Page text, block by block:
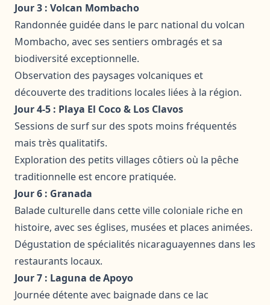
Jour 3 : Volcan Mombacho
Randonnée guidée dans le parc national du volcan
Mombacho, avec ses sentiers ombragés et sa
biodiversité exceptionnelle.
Observation des paysages volcaniques et
découverte des traditions locales liées à la région.
Jour 4-5 : Playa El Coco & Los Clavos
Sessions de surf sur des spots moins fréquentés
mais très qualitatifs.
Exploration des petits villages côtiers où la pêche
traditionnelle est encore pratiquée.
Jour 6 : Granada
Balade culturelle dans cette ville coloniale riche en
histoire, avec ses églises, musées et places animées.
Dégustation de spécialités nicaraguayennes dans les
restaurants locaux.
Jour 7 : Laguna de Apoyo
Journée détente avec baignade dans ce lac